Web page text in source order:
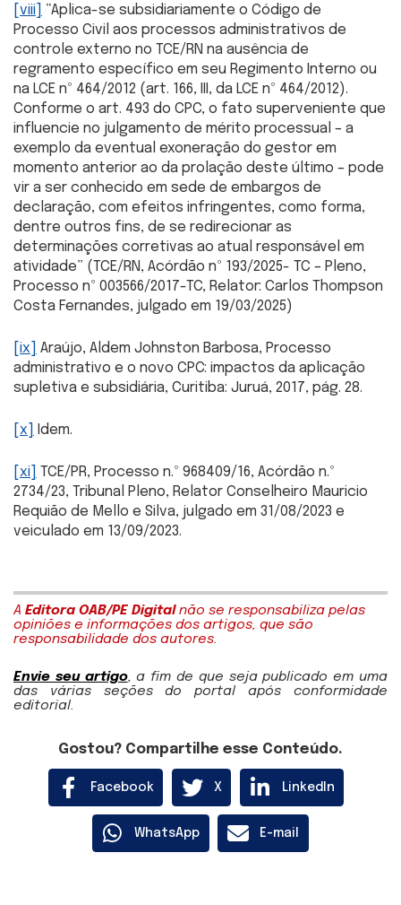
[viii]
“Aplica-se subsidiariamente o Código de
Processo Civil aos processos administrativos de
controle externo no TCE/RN na ausência de
regramento específico em seu Regimento Interno ou
na LCE nº 464/2012 (art. 166, III, da LCE nº 464/2012).
Conforme o art. 493 do CPC, o fato superveniente que
influencie no julgamento de mérito processual – a
exemplo da eventual exoneração do gestor em
momento anterior ao da prolação deste último – pode
vir a ser conhecido em sede de embargos de
declaração, com efeitos infringentes, como forma,
dentre outros fins, de se redirecionar as
determinações corretivas ao atual responsável em
atividade” (TCE/RN, Acórdão nº 193/2025- TC – Pleno,
Processo nº 003566/2017-TC, Relator: Carlos Thompson
Costa Fernandes, julgado em 19/03/2025)
[ix]
Araújo, Aldem Johnston Barbosa, Processo
administrativo e o novo CPC: impactos da aplicação
supletiva e subsidiária, Curitiba: Juruá, 2017, pág. 28.
[x] Idem.
[xi]
TCE/PR, Processo n.º 968409/16, Acórdão n.º
2734/23, Tribunal Pleno, Relator Conselheiro Mauricio
Requião de Mello e Silva, julgado em 31/08/2023 e
veiculado em 13/09/2023.
A Editora OAB/PE Digitalnão se responsabiliza pelas
opiniões e informações dos artigos, que são
responsabilidade dos autores.
Envie seu artigo, a fim de que seja publicado em uma
das várias seções do portal após conformidade
editorial.
Gostou? Compartilhe esse Conteúdo.
Facebook X LinkedIn
WhatsApp E-mail